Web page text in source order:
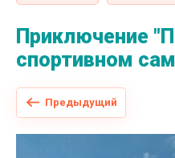
Приключение
спортивном
Предыдущий